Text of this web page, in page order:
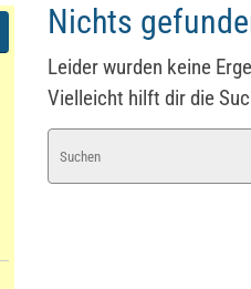
Nichts
Leider wurden keine
Vielleicht hilft dir die